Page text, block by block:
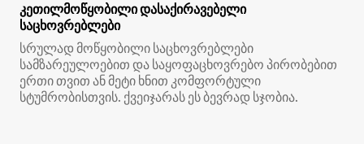
კეთილმოწყობილი დასაქირავებელი
საცხოვრებლები
სრულად მოწყობილი საცხოვრებლები
სამზარეულოებით და საყოფაცხოვრებო პირობებით
ერთი თვით ან მეტი ხნით კომფორტული
სტუმრობისთვის. ქვეიჯარას ეს ბევრად სჯობია.